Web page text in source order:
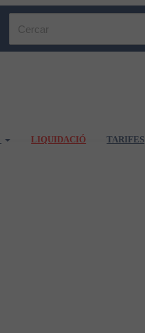
LIQUIDACIÓ TARIFES